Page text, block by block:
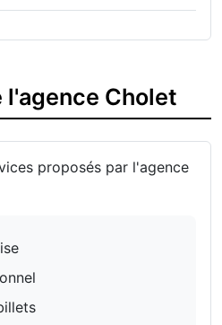
l'agence Cholet
proposés par l'agence